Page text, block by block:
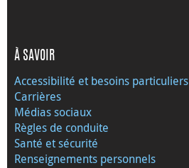
À SAVOIR
Accessibilité et besoins particuliers
Carrières
Médias sociaux
Règles de conduite
Santé et sécurité
Renseignements personnels